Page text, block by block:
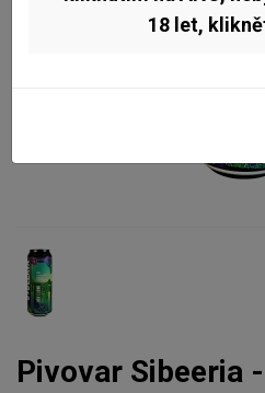
Pivovar Sibeeria - Hop Elixir
18 let,